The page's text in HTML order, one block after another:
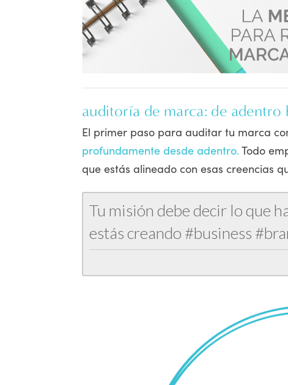
auditoría de marca: de adentro
El primer paso para auditar tu marca
profundamente desde adentro.Todo
que estás alineado con esas creencias
Tu misión debe decir lo que
estás creando #business